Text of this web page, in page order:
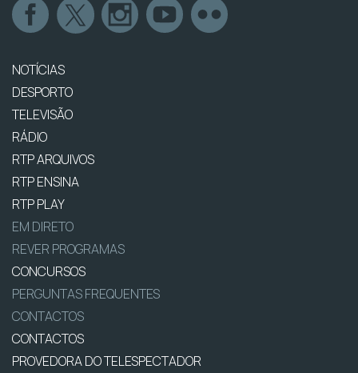
NOTÍCIAS
DESPORTO
TELEVISÃO
RÁDIO
RTP ARQUIVOS
RTP ENSINA
RTP PLAY
EM DIRETO
REVER PROGRAMAS
CONCURSOS
PERGUNTAS FREQUENTES
CONTACTOS
CONTACTOS
PROVEDORA DO TELESPECTADOR